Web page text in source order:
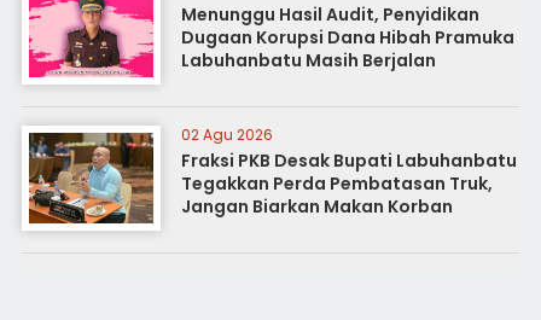
Menunggu Hasil Audit, Penyidikan
Dugaan Korupsi Dana Hibah Pramuka
Labuhanbatu Masih Berjalan
02 Agu 2026
Fraksi PKB Desak Bupati Labuhanbatu
Tegakkan Perda Pembatasan Truk,
Jangan Biarkan Makan Korban